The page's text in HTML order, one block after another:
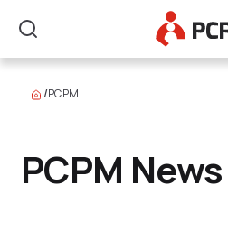
Search
Main Logo
/PCPM
PCPM News